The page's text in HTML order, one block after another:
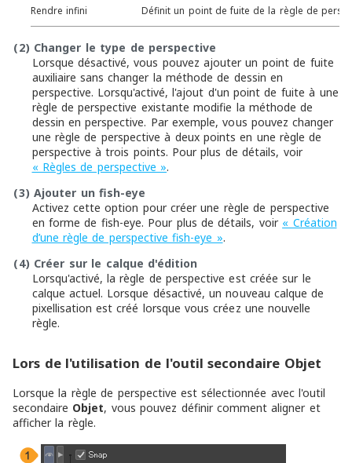
Rendre infini Définit un point de fuite de la règle de
(2) Changer le type de perspective
Lorsque désactivé, vous pouvez ajouter un point de fuite
auxiliaire sans changer la méthode de dessin en
perspective. Lorsqu'activé, l'ajout d'un point de fuite à une
règle de perspective existante modifie la méthode de
dessin en perspective. Par exemple, vous pouvez changer
une règle de perspective à deux points en une règle de
perspective à trois points. Pour plus de détails, voir
« Règles de perspective ».
(3) Ajouter un fish-eye
Activez cette option pour créer une règle de perspective
en forme de fish-eye. Pour plus de détails, voir « Création
d’une règle de perspective fish-eye ».
(4) Créer sur le calque d'édition
Lorsqu'activé, la règle de perspective est créée sur le
calque actuel. Lorsque désactivé, un nouveau calque de
pixellisation est créé lorsque vous créez une nouvelle
règle.
Lors de l'utilisation de l'outil secondaire Objet
Lorsque la règle de perspective est sélectionnée avec l'outil
secondaire Objet, vous pouvez définir comment aligner et
afficher la règle.